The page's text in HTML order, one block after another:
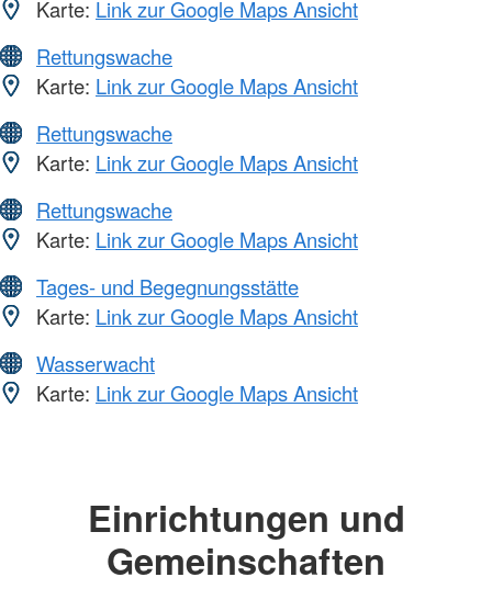
Karte: Link zur Google Maps Ansicht
Rettungswache
Karte: Link zur Google Maps Ansicht
Rettungswache
Karte: Link zur Google Maps Ansicht
Rettungswache
Karte: Link zur Google Maps Ansicht
Tages- und Begegnungsstätte
Karte: Link zur Google Maps Ansicht
Wasserwacht
Karte: Link zur Google Maps Ansicht
Einrichtungen und
Gemeinschaften